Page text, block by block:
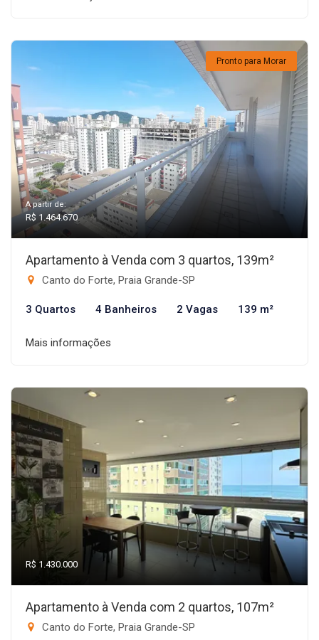
Pronto para Morar
A partir de:
R$ 1.464.670
Apartamento à Venda com 3 quartos, 139m²
Canto do Forte, Praia Grande-SP
3 Quartos 4 Banheiros 2 Vagas 139 m²
Mais informações
R$ 1.430.000
Apartamento à Venda com 2 quartos, 107m²
Canto do Forte, Praia Grande-SP